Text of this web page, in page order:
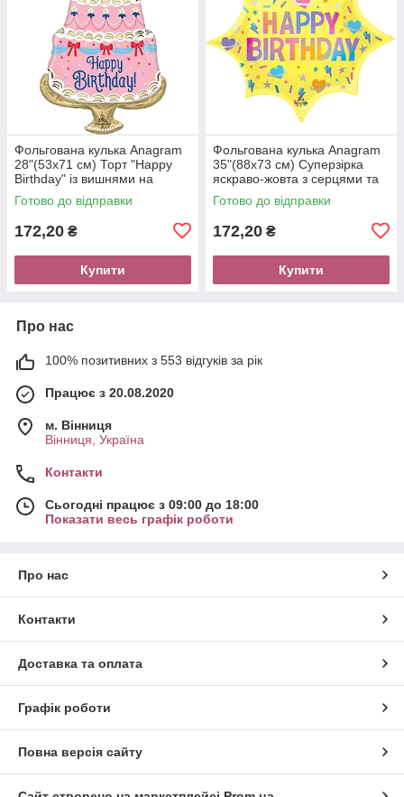
Фольгована кулька Anagram
28"(53х71 см) Торт "Happy
Birthday" із вишнями на
підставці
Готово до відправки
172,20 ₴
Купити
Фольгована кулька Anagram
35"(88х73 см) Суперзірка
яскраво-жовта з серцями та
блискавками
Готово до відправки
172,20 ₴
Купити
Про нас
100% позитивних з 553 відгуків за рік
Працює з 20.08.2020
м. Вінниця
Вінниця, Україна
Контакти
Сьогодні працює з 09:00 до 18:00
Показати весь графік роботи
Про нас
Контакти
Доставка та оплата
Графік роботи
Повна версія сайту